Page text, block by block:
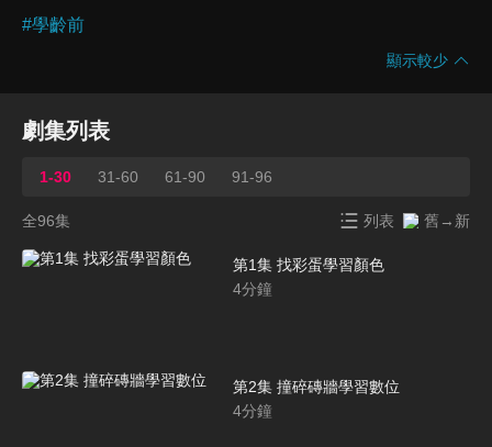
#學齡前
顯示較少
劇集列表
1-30 31-60 61-90 91-96
全96集 列表 舊→新
第1集 找彩蛋學習顏色
4分鐘
第2集 撞碎磚牆學習數位
4分鐘